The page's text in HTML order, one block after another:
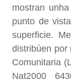
mostran
punto de
superficie.
distribúen por
Comunitaria
Nat2000